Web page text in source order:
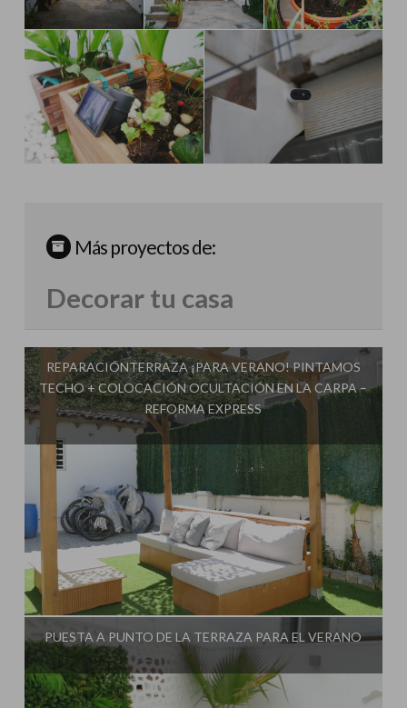
Más proyectos de:
Decorar tu casa
REPARACIÓNTERRAZA ¡PARA VERANO! PINTAMOS
TECHO + COLOCACIÓN OCULTACIÓN EN LA CARPA –
REFORMA EXPRESS
Influencer: Decorar tu casa
PUESTA A PUNTO DE LA TERRAZA PARA EL VERANO